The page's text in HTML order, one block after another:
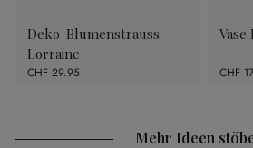
Deko-Blumenstrauss
Lorraine
CHF 29.95 CHF
Mehr Ideen